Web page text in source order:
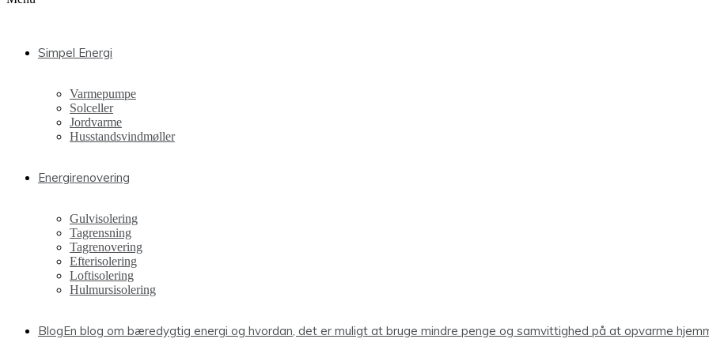
Simpel Energi
Varmepumpe
Solceller
Jordvarme
Husstandsvindmøller
Energirenovering
Gulvisolering
Tagrensning
Tagrenovering
Efterisolering
Loftisolering
Hulmursisolering
BlogEn blog om bæredygtig energi og hvordan, det er muligt at bruge mindre penge og samvittighed på at opvarme